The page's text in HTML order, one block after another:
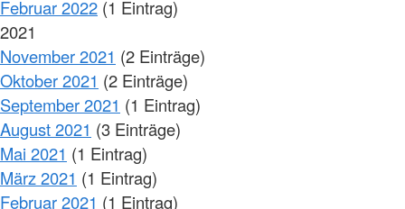
Februar 2022 (1 Eintrag)
2021
November 2021 (2 Einträge)
Oktober 2021 (2 Einträge)
September 2021 (1 Eintrag)
August 2021 (3 Einträge)
Mai 2021 (1 Eintrag)
März 2021 (1 Eintrag)
Februar 2021 (1 Eintrag)